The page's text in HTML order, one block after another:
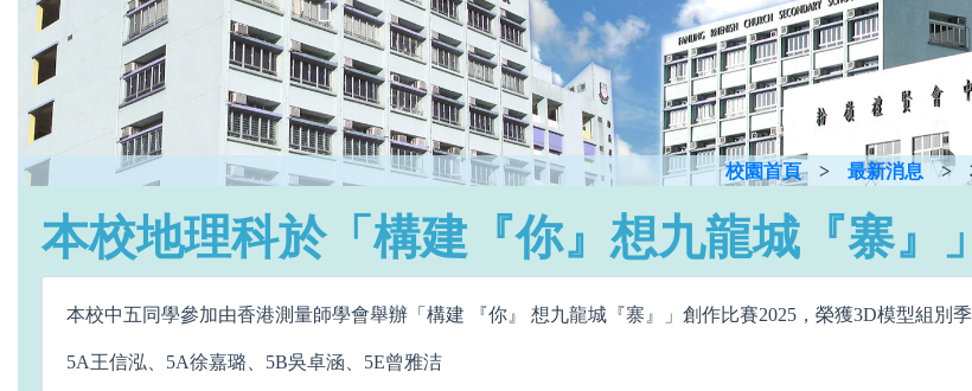
校園首頁 > 最新消息 >
本校地理科於「構建『你』想九龍城『寨』
本校中五同學參加由香港測量師學會舉辦「構建 『你』 想九龍城『寨』」創作比賽2025，榮獲3D模型組別
5A王信泓、5A徐嘉璐、5B吳卓涵、5E曾雅洁